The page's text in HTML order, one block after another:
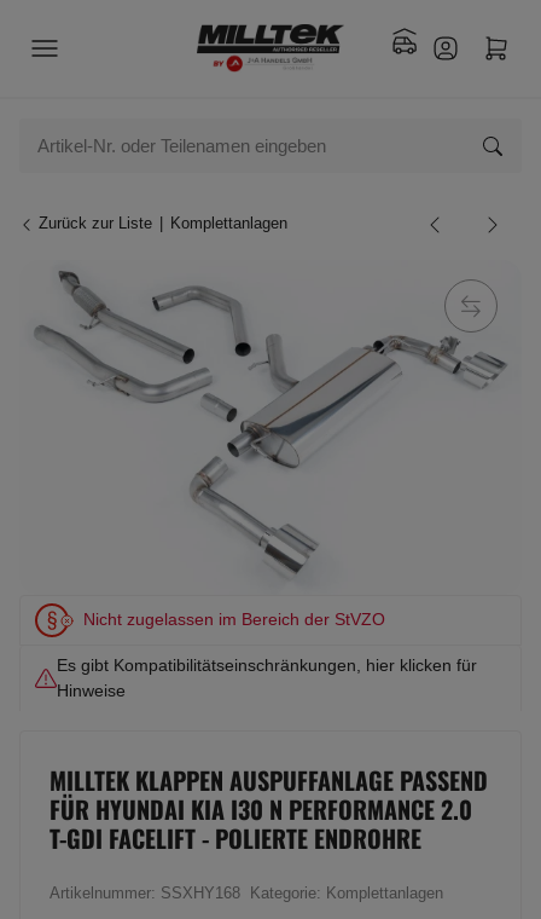
Zurück zur Liste Komplettanlagen
Nicht zugelassen im Bereich der StVZO
Es gibt Kompatibilitätseinschränkungen, hier klicken für
Hinweise
MILLTEK KLAPPEN AUSPUFFANLAGE PASSEND
FÜR HYUNDAI KIA I30 N PERFORMANCE 2.0
T-GDI FACELIFT - POLIERTE ENDROHRE
Artikelnummer: SSXHY168 Kategorie: Komplettanlagen